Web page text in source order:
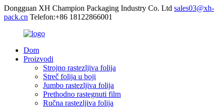
Dongguan XH Champion Packaging Industry Co. Ltd sales03@xh-
pack.cn Telefon:+86 18122866001
Dom
Proizvodi
Strojno rastezljiva folija
Streč folija u boji
Jumbo rastezljiva folija
Prethodno rastegnuti film
Ručna rastezljiva folija